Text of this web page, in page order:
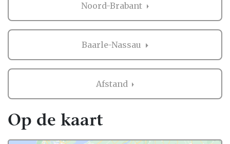
Noord-Brabant
Baarle-Nassau
Afstand
Op de kaart